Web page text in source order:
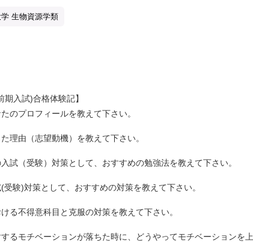
生物資源学類
期入試)合格体験記】
のプロフィールを教えて下さい。
理由（志望動機）を教えて下さい。
試（受験）対策として、おすすめの勉強法を教えて下さい。
受験)対策として、おすすめの対策を教えて下さい。
る不得意科目と克服の対策を教えて下さい。
るモチベーションが落ちた時に、どうやってモチベーションを上